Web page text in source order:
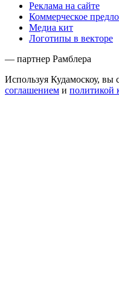
Реклама на сайте
Коммерческое
Медиа кит
Логотипы в векторе
— партнер Рамблера
Используя Кудамоскоу, вы
соглашением и политикой